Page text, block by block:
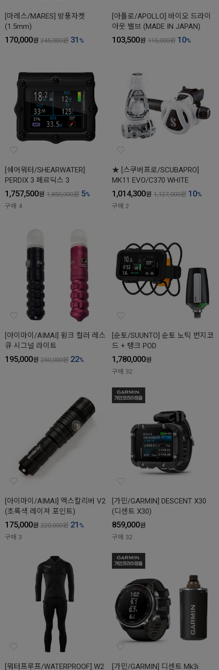
[마레스/MARES] 방풍자켓
(1.5mm)
170,000원 245,000원 31 %
[아폴로/APOLLO] 바이오 드라이
아웃 밸브 (MADE IN JAPAN)
103,500원 115,000원 10%
[쉐어워터/SHEARWATER]
PERDIX 3 페르딕스 3
1,757,500원 1,850,000원 5%
구매 4
★ [스쿠버프로/SCUBAPRO]
MK11 EVO/C370 WHITE
1,014,300원 1,127,000원 10%
구매 2
[아이마이/AIMAI] 윙크 컬러 레스
큐 시그널 라이트
195,000원 250,000원 22%
[순토/SUUNTO] 순토 노틱 번지코
드 + 탱크 POD
1,780,000원
구매 32
[아이마이/AIMAI] 엑스칼리버 V2
(초록색 레이져 포인트)
175,000원 220,000원 21 %
구매 3
[가민/GARMIN] DESCENT X30
(디센트 X30)
859,000원
구매 32
[워터프루프/WATERPROOF] W2 [가민/GARMIN] 디센트 Mk3i